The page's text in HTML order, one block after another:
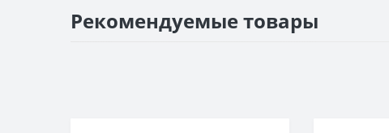
Раппорт
Рекомендуемые товары